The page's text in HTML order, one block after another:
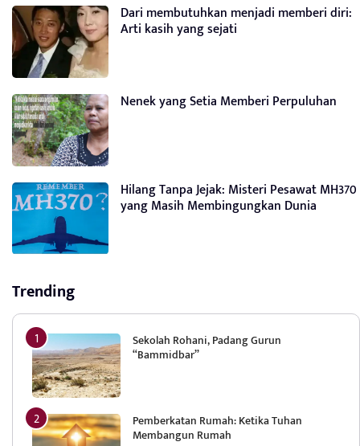
Dari membutuhkan menjadi memberi diri:
Arti kasih yang sejati
Nenek yang Setia Memberi Perpuluhan
Hilang Tanpa Jejak: Misteri Pesawat MH370
yang Masih Membingungkan Dunia
Trending
Sekolah Rohani, Padang Gurun
“Bammidbar”
Pemberkatan Rumah: Ketika Tuhan
Membangun Rumah